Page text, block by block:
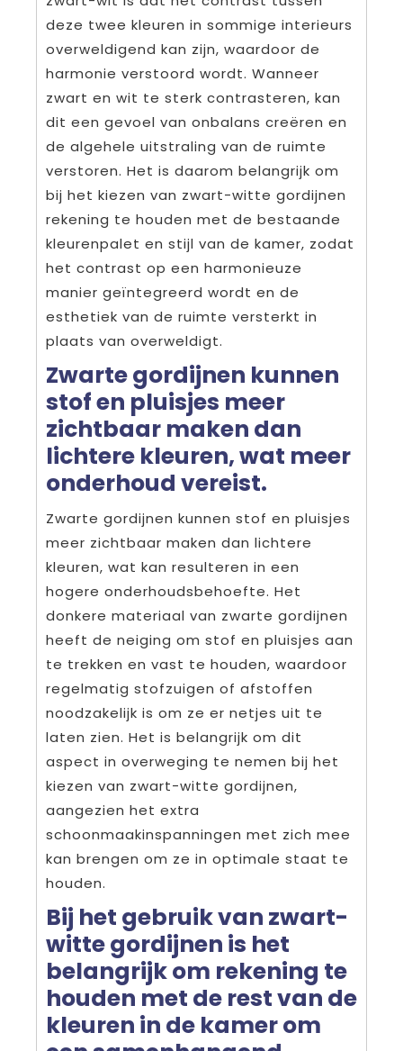
deze twee kleuren in sommige interieurs
overweldigend kan zijn, waardoor de
harmonie verstoord wordt. Wanneer
zwart en wit te sterk contrasteren, kan
dit een gevoel van onbalans creëren en
de algehele uitstraling van de ruimte
verstoren. Het is daarom belangrijk om
bij het kiezen van zwart-witte gordijnen
rekening te houden met de bestaande
kleurenpalet en stijl van de kamer, zodat
het contrast op een harmonieuze
manier geïntegreerd wordt en de
esthetiek van de ruimte versterkt in
plaats van overweldigt.
Zwarte gordijnen kunnen
stof en pluisjes meer
zichtbaar maken dan
lichtere kleuren, wat meer
onderhoud vereist.
Zwarte gordijnen kunnen stof en pluisjes
meer zichtbaar maken dan lichtere
kleuren, wat kan resulteren in een
hogere onderhoudsbehoefte. Het
donkere materiaal van zwarte gordijnen
heeft de neiging om stof en pluisjes aan
te trekken en vast te houden, waardoor
regelmatig stofzuigen of afstoffen
noodzakelijk is om ze er netjes uit te
laten zien. Het is belangrijk om dit
aspect in overweging te nemen bij het
kiezen van zwart-witte gordijnen,
aangezien het extra
schoonmaakinspanningen met zich mee
kan brengen om ze in optimale staat te
houden.
Bij het gebruik van zwart-
witte gordijnen is het
belangrijk om rekening te
houden met de rest van de
kleuren in de kamer om